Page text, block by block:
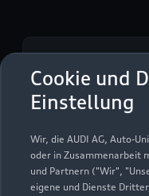
Cookie und
Einstellung
Wir, die AUDI AG, Auto-
oder in Zusammenarbeit
und Partnern ("Wir",
eigene und Dienste
Serviceberater
Servicetermin